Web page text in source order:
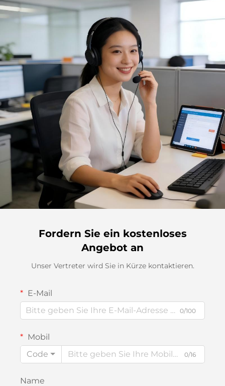
Entwässerung
Swimmingpools, Teichen
und Gärten
Fordern Sie ein kostenloses
Angebot an
Unser Vertreter wird Sie in Kürze kontaktieren.
E-Mail
0/100
Mobil
Code
0/16
Name